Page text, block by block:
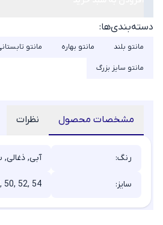
دسته‌بندی‌ها:
مانتو بلند مانتو بهاره مانتو
مانتو سایز بزرگ
مشخصات محصول نظرات
رنگ: آبی,
سایز: 50, 52, 54